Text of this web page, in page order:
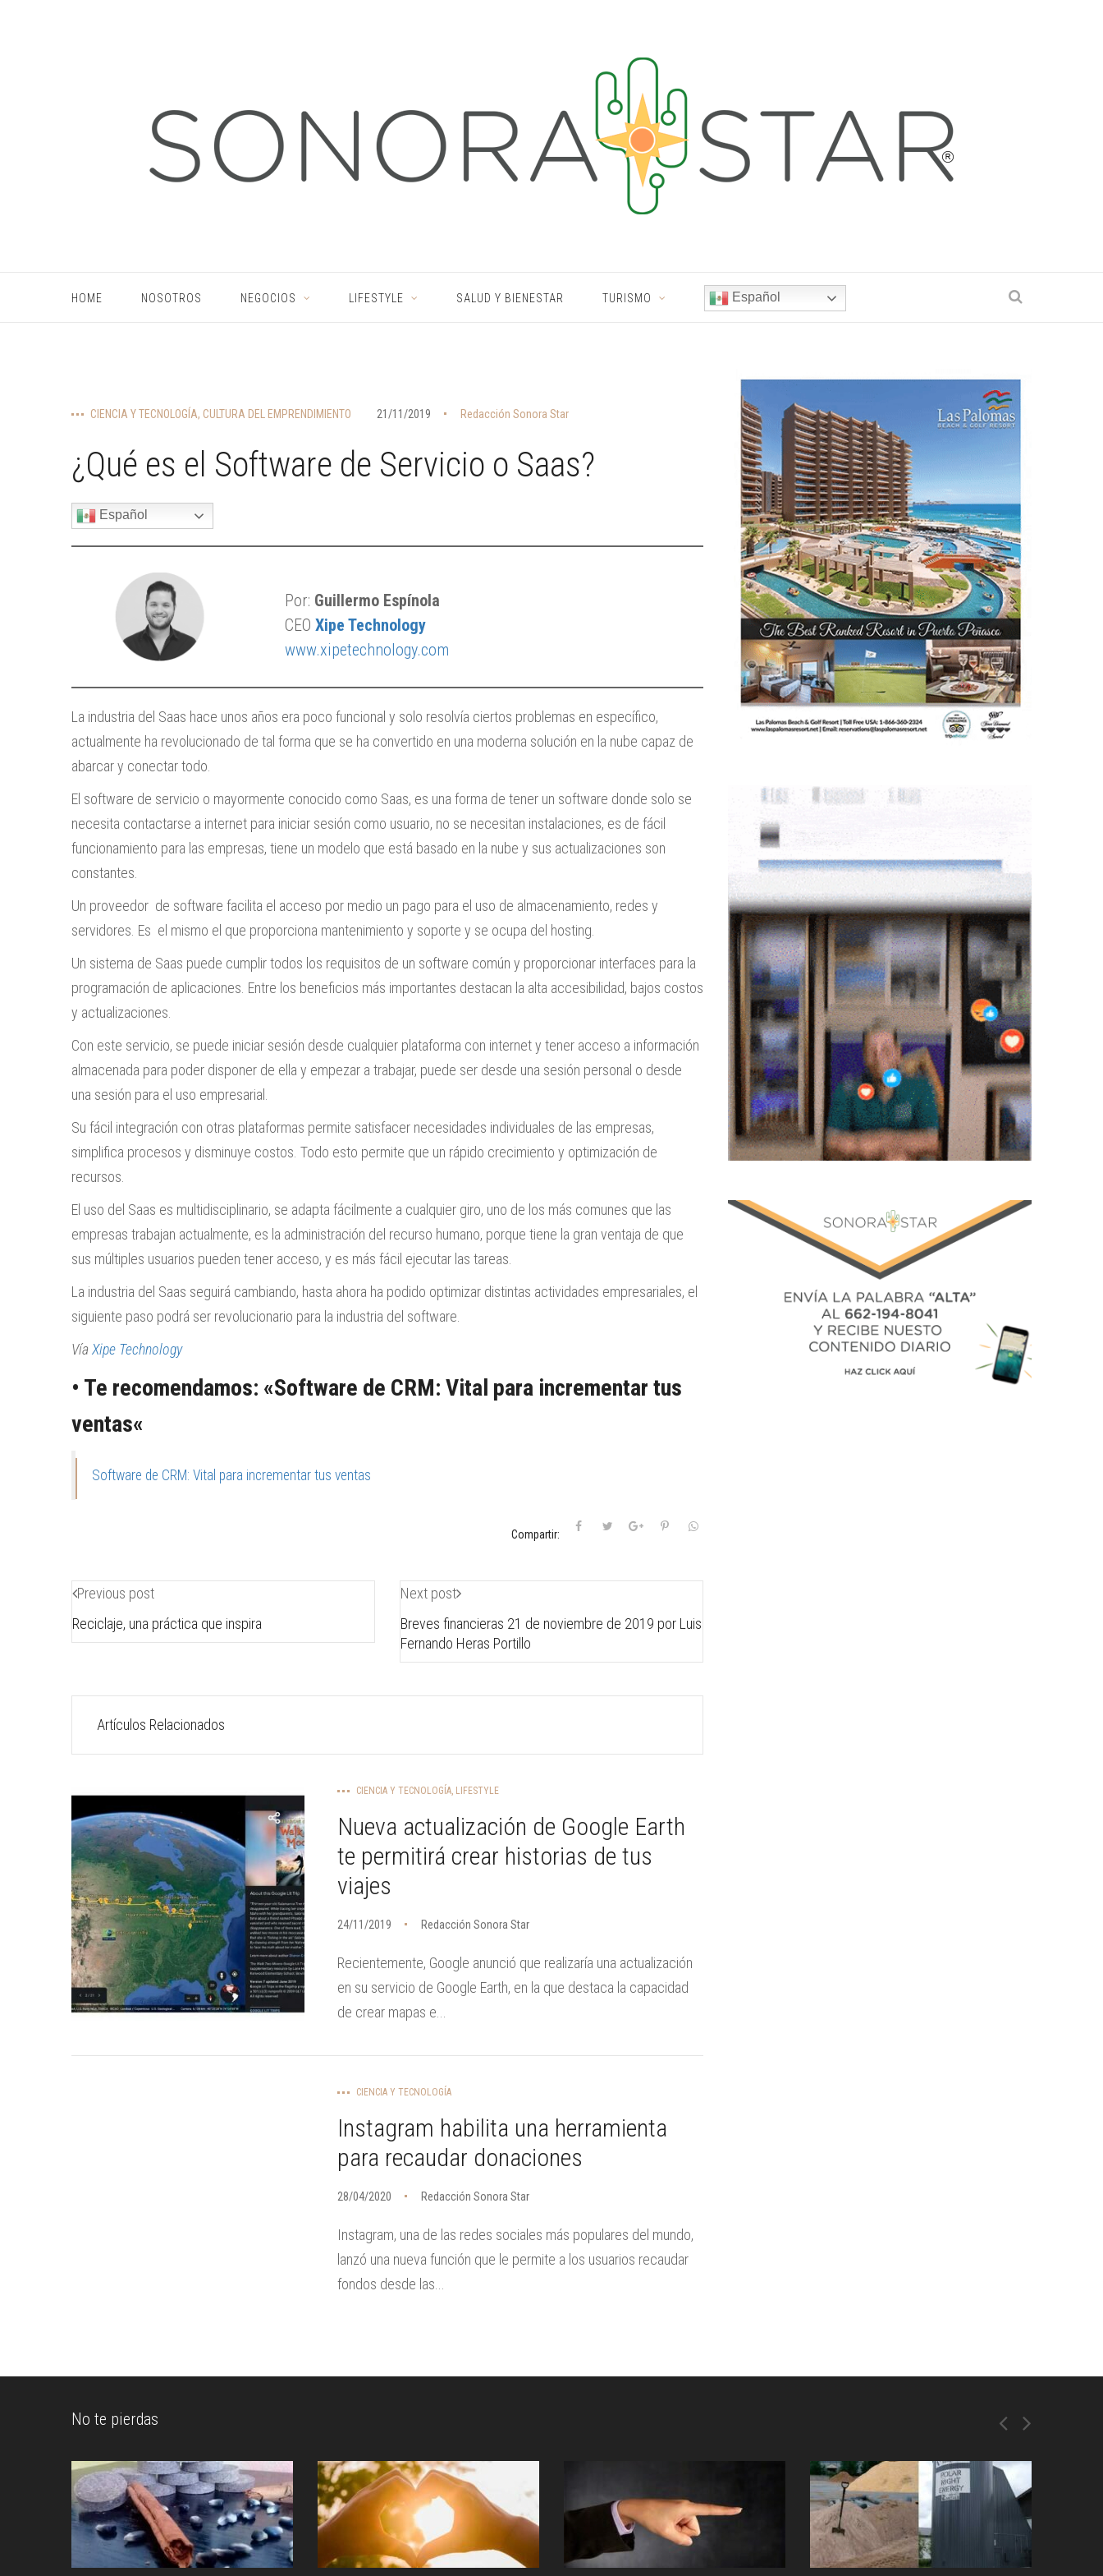
HOME NOSOTROS NEGOCIOS LIFESTYLE SALUD Y BIENESTAR TURISMO Español
CIENCIA Y TECNOLOGÍA, CULTURA DEL EMPRENDIMIENTO 21/11/2019 Redacción Sonora Star
¿Qué es el Software de Servicio o Saas?
Español
Por: Guillermo Espínola
CEO Xipe Technology
www.xipetechnology.com
La industria del Saas hace unos años era poco funcional y solo resolvía ciertos problemas en específico,
actualmente ha revolucionado de tal forma que se ha convertido en una moderna solución en la nube capaz de
abarcar y conectar todo.
El software de servicio o mayormente conocido como Saas, es una forma de tener un software donde solo se
necesita contactarse a internet para iniciar sesión como usuario, no se necesitan instalaciones, es de fácil
funcionamiento para las empresas, tiene un modelo que está basado en la nube y sus actualizaciones son
constantes.
Un proveedor de software facilita el acceso por medio un pago para el uso de almacenamiento, redes y
servidores. Es el mismo el que proporciona mantenimiento y soporte y se ocupa del hosting.
Un sistema de Saas puede cumplir todos los requisitos de un software común y proporcionar interfaces para la
programación de aplicaciones. Entre los beneficios más importantes destacan la alta accesibilidad, bajos costos
y actualizaciones.
Con este servicio, se puede iniciar sesión desde cualquier plataforma con internet y tener acceso a información
almacenada para poder disponer de ella y empezar a trabajar, puede ser desde una sesión personal o desde
una sesión para el uso empresarial.
Su fácil integración con otras plataformas permite satisfacer necesidades individuales de las empresas,
simplifica procesos y disminuye costos. Todo esto permite que un rápido crecimiento y optimización de
recursos.
El uso del Saas es multidisciplinario, se adapta fácilmente a cualquier giro, uno de los más comunes que las
empresas trabajan actualmente, es la administración del recurso humano, porque tiene la gran ventaja de que
sus múltiples usuarios pueden tener acceso, y es más fácil ejecutar las tareas.
La industria del Saas seguirá cambiando, hasta ahora ha podido optimizar distintas actividades empresariales, el
siguiente paso podrá ser revolucionario para la industria del software.
Vía Xipe Technology
• Te recomendamos: «Software de CRM: Vital para incrementar tus
ventas«
Software de CRM: Vital para incrementar tus ventas
Compartir:
Previous post
Reciclaje, una práctica que inspira
Next post
Breves financieras 21 de noviembre de 2019 por Luis
Fernando Heras Portillo
Artículos Relacionados
CIENCIA Y TECNOLOGÍA, LIFESTYLE
Nueva actualización de Google Earth
te permitirá crear historias de tus
viajes
24/11/2019 Redacción Sonora Star
Recientemente, Google anunció que realizaría una actualización
en su servicio de Google Earth, en la que destaca la capacidad
de crear mapas e...
CIENCIA Y TECNOLOGÍA
Instagram habilita una herramienta
para recaudar donaciones
28/04/2020 Redacción Sonora Star
Instagram, una de las redes sociales más populares del mundo,
lanzó una nueva función que le permite a los usuarios recaudar
fondos desde las...
No te pierdas